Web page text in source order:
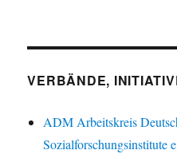
VERBÄNDE,
ADM Arbeitskreis
Sozialforschungsinstitute